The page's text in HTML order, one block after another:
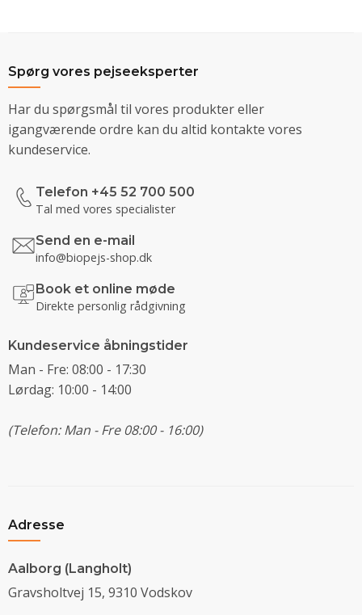
Spørg vores pejseeksperter
Har du spørgsmål til vores produkter eller
igangværende ordre kan du altid kontakte vores
kundeservice.
Telefon +45 52 700 500
Tal med vores specialister
Send en e-mail
info@biopejs-shop.dk
Book et online møde
Direkte personlig rådgivning
Kundeservice åbningstider
Man - Fre: 08:00 - 17:30
Lørdag: 10:00 - 14:00
(Telefon: Man - Fre 08:00 - 16:00)
Adresse
Aalborg (Langholt)
Gravsholtvej 15, 9310 Vodskov